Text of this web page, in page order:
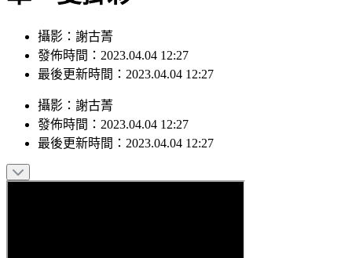
攝影：謝古菁
發佈時間：2023.04.04 12:27
最後更新時間：2023.04.04 12:27
攝影 ： 謝古菁
發佈時間： 2023.04.04 12:27
最後更新時間： 2023.04.04 12:27